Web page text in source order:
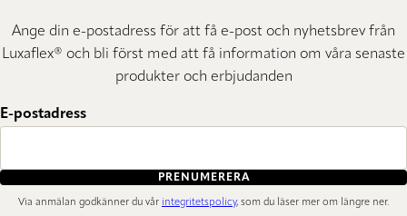
Ange din e-postadress för att få e-post och nyhetsbrev från
Luxaflex® och bli först med att få information om våra senaste
produkter och erbjudanden
E-postadress
PRENUMERERA
Via anmälan godkänner du vår integritetspolicy, som du läser mer om längre ner.